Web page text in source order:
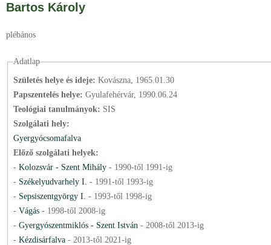
Bartos Károly
plébános
Adatlap
Születés helye és ideje: Kovászna, 1965.01.30
Papszentelés helye: Gyulafehérvár, 1990.06.24
Teológiai tanulmányok: SIS
Szolgálati hely:
Gyergyócsomafalva
Előző szolgálati helyek:
- Kolozsvár - Szent Mihály- 1990-től 1991-ig
- Székelyudvarhely I. - 1991-től 1993-ig
- Sepsiszentgyörgy I. - 1993-től 1998-ig
- Vágás - 1998-től 2008-ig
- Gyergyószentmiklós - Szent István- 2008-től 2013-ig
- Kézdisárfalva - 2013-től 2021-ig